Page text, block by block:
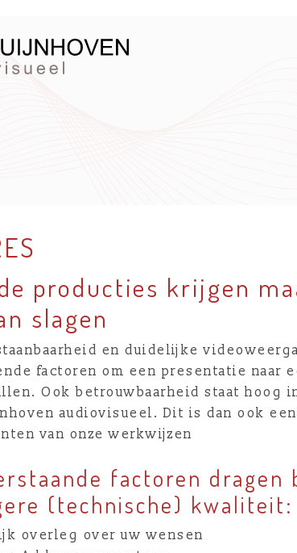
producties krijgen
slagen
en duidelijke
factoren om een presentatie naar
Ook betrouwbaarheid staat hoog
audiovisueel. Dit is dan ook
van onze werkwijzen
factoren dragen
(technische) kwaliteit:
overleg over uw wensen